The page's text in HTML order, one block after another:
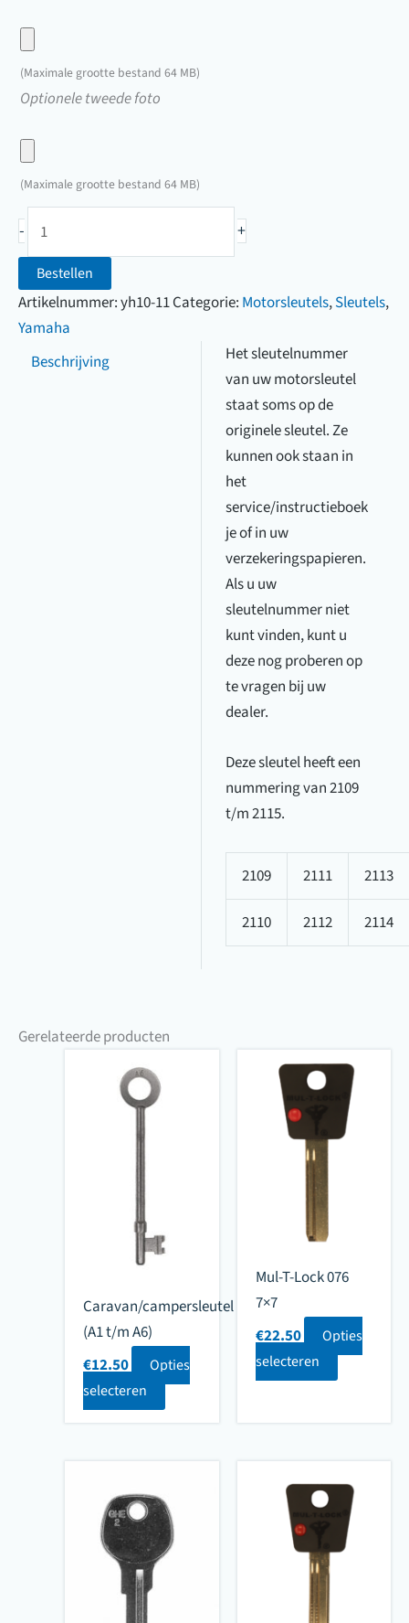
hier
een
van
uw
sleutel
(Maximale grootte bestand 64 MB)
Upload
foto
van
uw
sleutel
Optionele tweede foto
(Maximale grootte bestand 64 MB)
-
motorsleutel
(2109
t/m
2115)
+
Bestellen
Artikelnummer:yh10-11Categorie: Motorsleutels,Sleutels,
Yamaha
Beschrijving
Het sleutelnummer
van uw motorsleutel
staat soms op de
originele sleutel. Ze
kunnen ook staan in
het
service/instructieboek
je of in uw
verzekeringspapieren.
Als u uw
sleutelnummer niet
kunt vinden, kunt u
deze nog proberen op
te vragen bij uw
dealer.
Deze sleutel heeft een
nummering van 2109
t/m 2115.
2109 2111 2113
2110 2112 2114
Gerelateerde producten
Caravan/campersleutel
(A1 t/m A6)
€12.50
Opties
selecteren
Mul-T-Lock 076
7×7
€22.50
Opties
selecteren